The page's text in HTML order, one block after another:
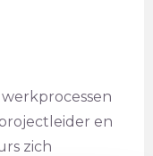
en
zich